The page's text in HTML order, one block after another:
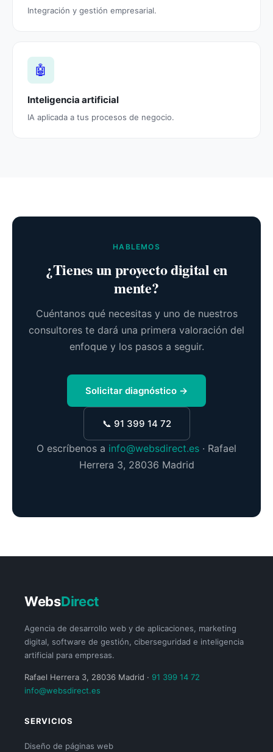
Integración y gestión empresarial.
🤖
Inteligencia artificial
IA aplicada a tus procesos de negocio.
HABLEMOS
¿Tienes un proyecto digital en
mente?
Cuéntanos qué necesitas y uno de nuestros
consultores te dará una primera valoración del
enfoque y los pasos a seguir.
Solicitar diagnóstico →
📞 91 399 14 72
O escríbenos a info@websdirect.es · Rafael
Herrera 3, 28036 Madrid
WebsDirect
Agencia de desarrollo web y de aplicaciones, marketing
digital, software de gestión, ciberseguridad e inteligencia
artificial para empresas.
Rafael Herrera 3, 28036 Madrid · 91 399 14 72
info@websdirect.es
SERVICIOS
Diseño de páginas web